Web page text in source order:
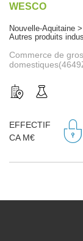
WESCO
Nouvelle-Aquitaine
Autres produits
Commerce de
EFFECTIF
CA M€